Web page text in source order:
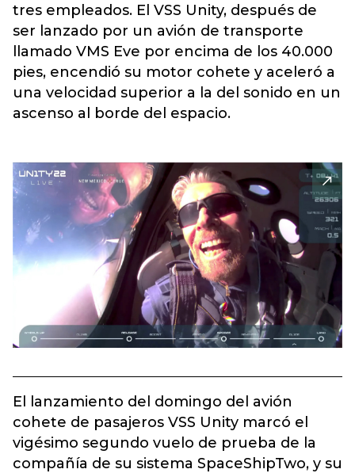
tres empleados. El VSS Unity, después de
ser lanzado por un avión de transporte
llamado VMS Eve por encima de los 40.000
pies, encendió su motor cohete y aceleró a
una velocidad superior a la del sonido en un
ascenso al borde del espacio.
El lanzamiento del domingo del avión
cohete de pasajeros VSS Unity marcó el
vigésimo segundo vuelo de prueba de la
compañía de su sistema SpaceShipTwo, y su